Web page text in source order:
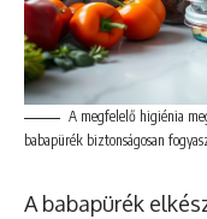
A megfelelő higiénia
babapürék biztonságosan
A babapürék